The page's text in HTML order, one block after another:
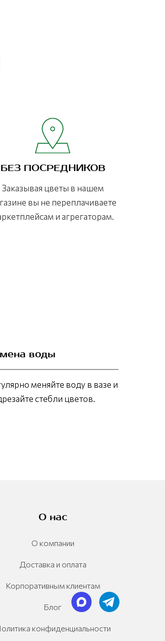
БЕЗ ПОСРЕДНИКОВ
Заказывая цветы в нашем
вы не переплачиваете
и агрегаторам.
воды
меняйте воду в вазе и
стебли цветов.
О нас
О компании
Доставка и оплата
Корпоративным клиентам
Блог
конфиденциальности